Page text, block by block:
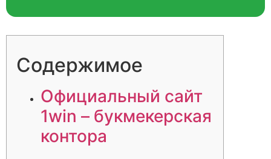
Содержимое
Официальный сайт
1win – букмекерская
контора